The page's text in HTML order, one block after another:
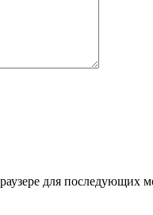
для последующих